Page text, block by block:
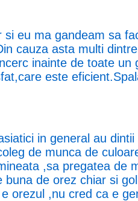
si eu ma gandeam sa
cauza asta multi
inainte de toate un
este
in general au
de munca de
,sa pregatea de
buna de orez chiar si
orezul ,nu cred ca e